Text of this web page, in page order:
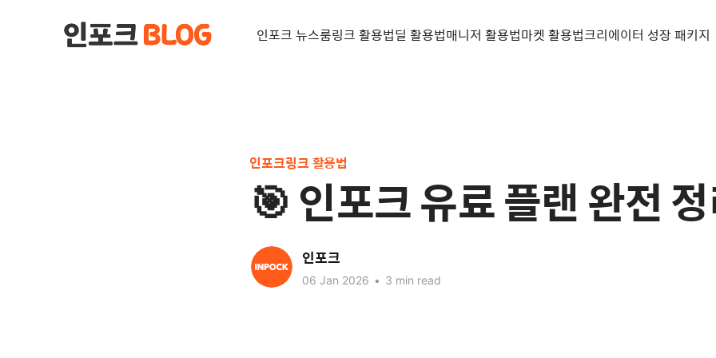
인포크 뉴스룸링크 활용법딜 활용법매니저 활용법마켓 활용법크리에이터 성장 패키지
인포크링크 활용법
🎯 인포크 유료 플랜 완전
인포크
06 Jan 2026 • 3 min read